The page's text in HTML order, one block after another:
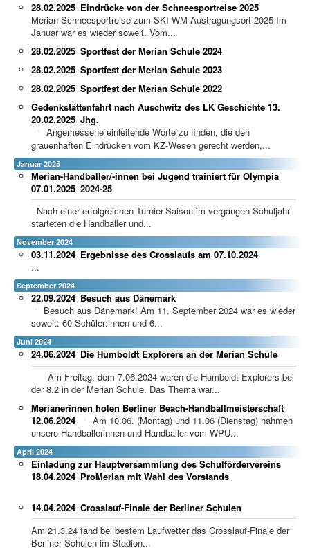
Eindrücke von der Schneesportreise 2025
28.02.2025
Merian-Schneesportreise zum SKI-WM-Austragungsort 2025 Im
Januar war es wieder soweit. Vom...
Sportfest der Merian Schule 2024
28.02.2025
Sportfest der Merian Schule 2023
28.02.2025
Sportfest der Merian Schule 2022
28.02.2025
Gedenkstättenfahrt nach Auschwitz des LK Geschichte 13.
Jhg.
20.02.2025
Angemessene einleitende Worte zu finden, die den
grauenhaften Eindrücken vom KZ-Wesen gerecht werden,...
Januar 2025
Merian-Handballer/-innen bei Jugend trainiert für Olympia
2024-25
07.01.2025
Nach einer erfolgreichen Turnier-Saison im vergangen Schuljahr
starteten die Handballer und...
November 2024
Ergebnisse des Crosslaufs am 07.10.2024
03.11.2024
...
September 2024
Besuch aus Dänemark
22.09.2024
Besuch aus Dänemark! Am 11. September 2024 war es wieder
soweit: 60 Schüler:innen und 6...
Juni 2024
Die Humboldt Explorers an der Merian Schule
24.06.2024
Am Freitag, dem 7.06.2024 waren die Humboldt Explorers bei
der 8.2 in der Merian Schule. Das Thema war...
Merianerinnen holen Berliner Beach-Handballmeisterschaft
12.06.2024
Am 10.06. (Montag) und 11.06 (Dienstag) nahmen
unsere Handballerinnen und Handballer vom WPU...
April 2024
Einladung zur Hauptversammlung des Schulfördervereins
ProMerian mit Wahl des Vorstands
18.04.2024
Crosslauf-Finale der Berliner Schulen
14.04.2024
Am 21.3.24 fand bei bestem Laufwetter das Crosslauf-Finale der
Berliner Schulen im Stadion...